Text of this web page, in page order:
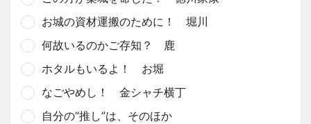
お城の資材運搬のために！ 堀川
何故いるのかご存知？ 鹿
ホタルもいるよ！ お堀
なごやめし！ 金シャチ横丁
自分の“推し”は、そのほか